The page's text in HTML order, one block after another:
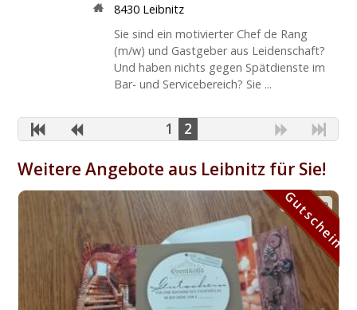
8430 Leibnitz
Sie sind ein motivierter Chef de Rang
(m/w) und Gastgeber aus Leidenschaft?
Und haben nichts gegen Spätdienste im
Bar- und Servicebereich? Sie ...
1 2
Weitere Angebote aus Leibnitz für Sie!
Gutschein
Gutschein